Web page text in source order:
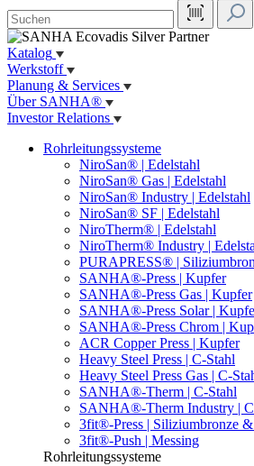
Katalog
Werkstoff
Planung & Services
Über SANHA®
Investor Relations
Rohrleitungssysteme
NiroSan® | Edelstahl
NiroSan® Gas | Edelstahl
NiroSan® Industry | Edelstahl
NiroSan® SF | Edelstahl
NiroTherm® | Edelstahl
NiroTherm® Industry |
PURAPRESS® |
SANHA®-Press | Kupfer
SANHA®-Press Gas | Kupfer
SANHA®-Press Solar |
SANHA®-Press Chrom |
ACR Copper Press | Kupfer
Heavy Steel Press | C-Stahl
Heavy Steel Press Gas | C-
SANHA®-Therm | C-Stahl
SANHA®-Therm Industry |
3fit®-Press | Siliziumbronze
3fit®-Push | Messing
Rohrleitungssysteme